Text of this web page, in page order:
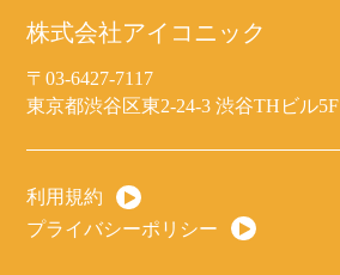
株式会社アイコニック
〒03-6427-7117
東京都渋谷区東2-24-3 渋谷THビル5F
利用規約
プライバシーポリシー